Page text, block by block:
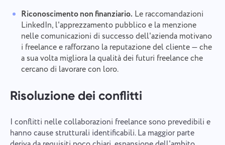
Riconoscimento non finanziario. Le raccomandazioni
LinkedIn, l'apprezzamento pubblico e la menzione
nelle comunicazioni di successo dell'azienda motivano
i freelance e rafforzano la reputazione del cliente — che
a sua volta migliora la qualità dei futuri freelance che
cercano di lavorare con loro.
Risoluzione dei conflitti
I conflitti nelle collaborazioni freelance sono prevedibili e
hanno cause strutturali identificabili. La maggior parte